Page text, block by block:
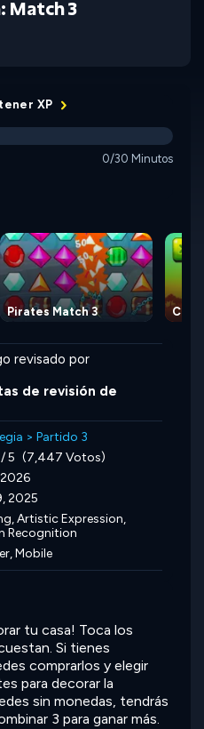
Match 3
XP
0/30 Minutos
Pirates Match 3
revisado por
de revisión de
> Partido 3
5 (7,447 Votos)
2026
2025
Artistic Expression,
Recognition
Mobile
tu casa! Toca los
Si tienes
comprarlos y elegir
para decorar la
sin monedas, tendrás
3 para ganar más.